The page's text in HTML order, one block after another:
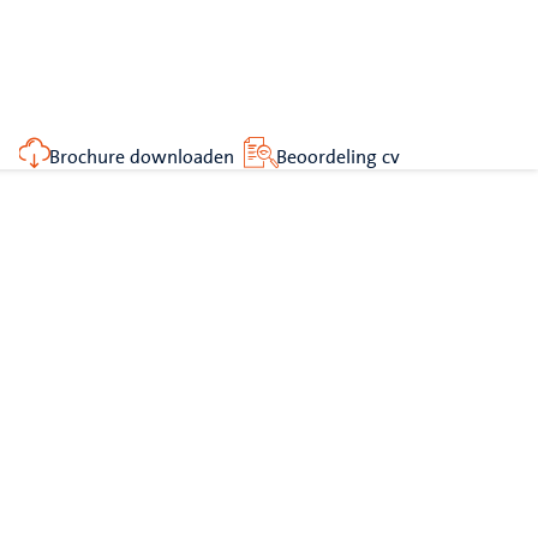
Brochure downloaden
Beoordeling cv